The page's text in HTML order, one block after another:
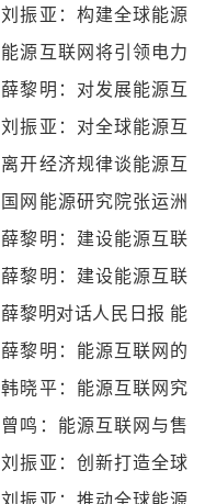
刘振亚：构建全球能源
互联网
能源互联网将引领电力
系统发生巨变（一）
薛黎明：对发展能源互
联网的几点认识
刘振亚：对全球能源互
联网充满信心和期待
离开经济规律谈能源互
联网都是空谈
国网能源研究院张运洲
解读能源互联网图景
薛黎明：建设能源互联
网更需金融扶持
薛黎明：建设能源互联
网要分三步走
薛黎明对话人民日报 能
源互联网需“三步走”
薛黎明：能源互联网的
入口是智能化分布式能
源
韩晓平：能源互联网究
竟互联什么？
曾鸣：能源互联网与售
电市场放开对配电网规
划影响重大
刘振亚：创新打造全球
能源互联网的中国力量